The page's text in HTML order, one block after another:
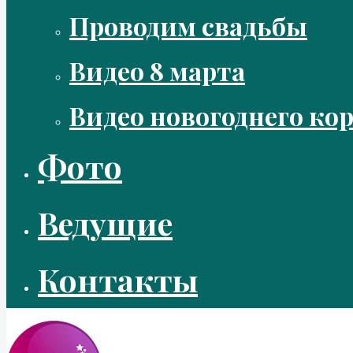
Проводим свадьбы
Видео 8 марта
Видео новогоднего
Фото
Ведущие
Контакты